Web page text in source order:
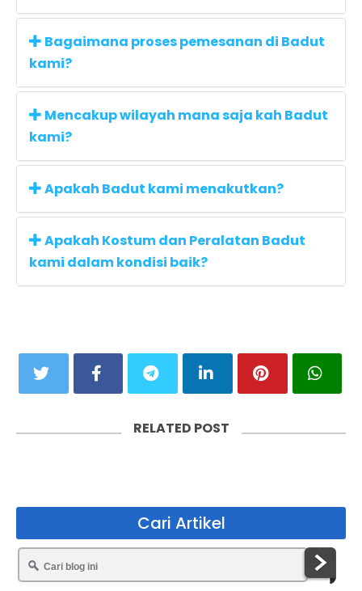
Bagaimana proses pemesanan di Badut
kami?
Mencakup wilayah mana saja kah Badut
kami?
Apakah Badut kami menakutkan?
Apakah Kostum dan Peralatan Badut
kami dalam kondisi baik?
RELATED POST
Cari Artikel